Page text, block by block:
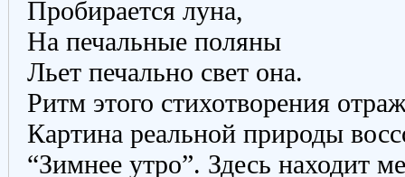
Пробирается луна,
На печальные поляны
Льет печально свет она.
Ритм этого стихотворения
Картина реальной природы
“Зимнее утро”. Здесь находит